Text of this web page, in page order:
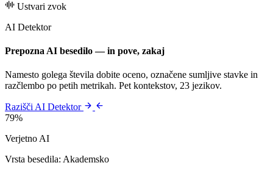
Ustvari zvok
AI Detektor
Prepozna AI besedilo — in pove, zakaj
Namesto golega števila dobite oceno, označene sumljive stavke in
razčlembo po petih metrikah. Pet kontekstov, 23 jezikov.
Razišči AI Detektor
79%
Verjetno AI
Vrsta besedila: Akademsko